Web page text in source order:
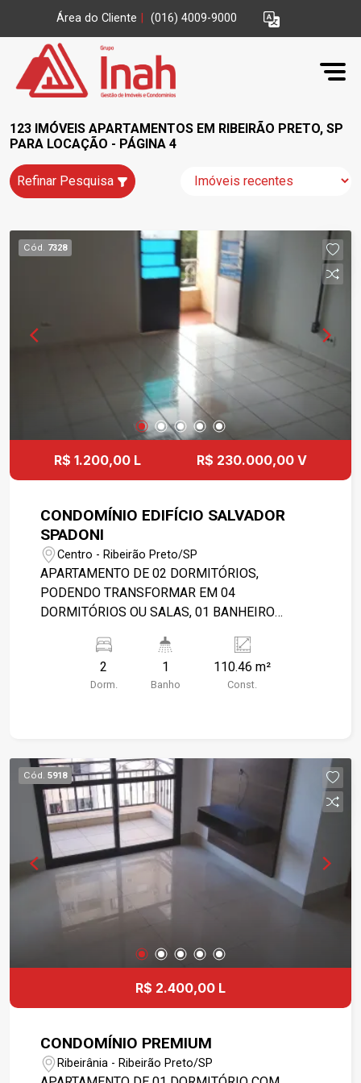
Área do Cliente (016) 4009-9000
123 IMÓVEIS APARTAMENTOS EM RIBEIRÃO PRETO, SP
PARA LOCAÇÃO - PÁGINA 4
Refinar Pesquisa
Cód. 7328
R$ 1.200,00 L R$ 230.000,00 V
CONDOMÍNIO EDIFÍCIO SALVADOR
SPADONI
Centro - Ribeirão Preto/SP
APARTAMENTO DE 02 DORMITÓRIOS,
PODENDO TRANSFORMAR EM 04
DORMITÓRIOS OU SALAS, 01 BANHEIRO
DE SERVIÇO. CONDOMÍNIO POSSUI PORTARIA E
ELEVADORES. OBS.: INFORMAÇÕES REFERENTE
A MAIO/2023 E PODERÃO SOFRER
2
Dorm.
1
Banho
110.46 m²
Const.
Cód. 5918
R$ 2.400,00 L
CONDOMÍNIO PREMIUM
Ribeirânia - Ribeirão Preto/SP